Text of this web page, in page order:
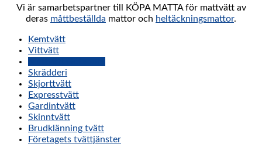
Vi är samarbetspartner till KÖPA MATTA för mattvätt av
deras måttbeställda mattor och heltäckningsmattor.
Kemtvätt
Vittvätt
Skrädderi
Skjorttvätt
Expresstvätt
Gardintvätt
Skinntvätt
Brudklänning tvätt
Företagets tvättjänster